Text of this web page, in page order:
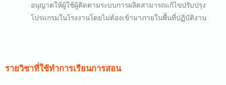
อนุญาตให้ผู้ใช้ผู้ติดตามระบบการผลิตสามารถแก้ไขปรับปรุง
โปรแกรมในโรงงานโดยไม่ต้องเข้ามาภายในพื้นที่ปฏิบัติงาน
รายวิชาที่ใช้ทำการเรียนการสอน